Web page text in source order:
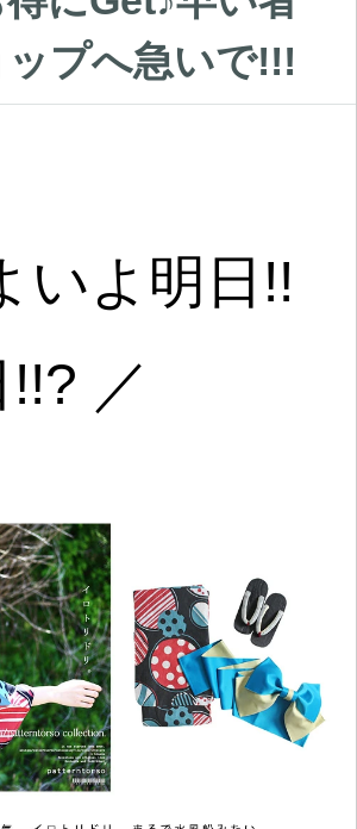
プへ急いで!!!
いよ明日!!
／